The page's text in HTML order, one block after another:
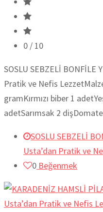
0 / 10
SOSLU SEBZELİ BONFİLE
Pratik ve Nefis
gramKırmızı biber 1
adetSarımsak 2
SOSLU SEBZELİ
Usta’dan Pratik ve
0 Beğenmek